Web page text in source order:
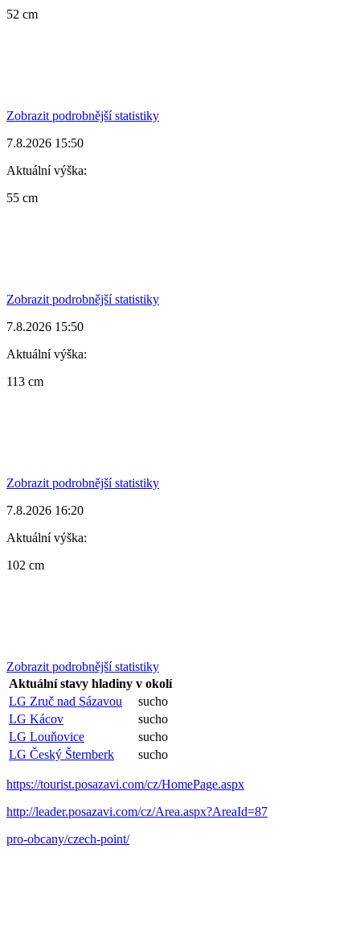
52 cm
Zobrazit podrobnější statistiky
7.8.2026 15:50
Aktuální výška:
55 cm
Zobrazit podrobnější statistiky
7.8.2026 15:50
Aktuální výška:
113 cm
Zobrazit podrobnější statistiky
7.8.2026 16:20
Aktuální výška:
102 cm
Zobrazit podrobnější statistiky
Aktuální stavy hladiny v okolí
LG Zruč nad Sázavou
sucho
LG Kácov
sucho
LG Louňovice
sucho
LG Český Šternberk
sucho
https://tourist.posazavi.com/cz/HomePage.aspx
http://leader.posazavi.com/cz/Area.aspx?AreaId=87
pro-obcany/czech-point/